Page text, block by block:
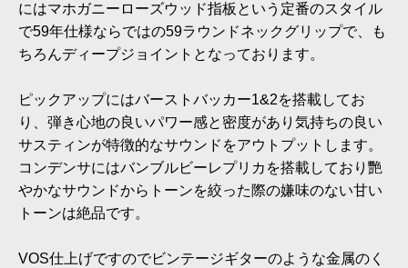
にはマホガニーローズウッド指板という定番のスタイル
で59年仕様ならではの59ラウンドネックグリップで、も
ちろんディープジョイントとなっております。
ピックアップにはバーストバッカー1&2を搭載してお
り、弾き心地の良いパワー感と密度があり気持ちの良い
サスティンが特徴的なサウンドをアウトプットします。
コンデンサにはバンブルビーレプリカを搭載しており艷
やかなサウンドからトーンを絞った際の嫌味のない甘い
トーンは絶品です。
VOS仕上げですのでビンテージギターのような金属のく